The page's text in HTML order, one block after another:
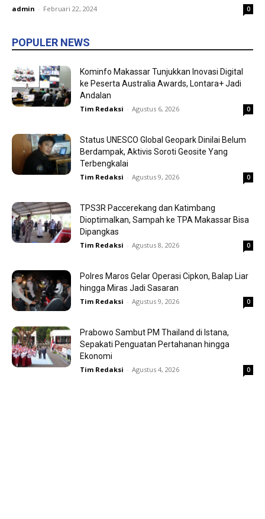
admin - Februari 22, 2024 0
POPULER NEWS
Kominfo Makassar Tunjukkan Inovasi Digital
ke Peserta Australia Awards, Lontara+ Jadi
Andalan
Tim Redaksi - Agustus 6, 2026 0
Status UNESCO Global Geopark Dinilai Belum
Berdampak, Aktivis Soroti Geosite Yang
Terbengkalai
Tim Redaksi - Agustus 9, 2026 0
TPS3R Paccerekang dan Katimbang
Dioptimalkan, Sampah ke TPA Makassar Bisa
Dipangkas
Tim Redaksi - Agustus 8, 2026 0
Polres Maros Gelar Operasi Cipkon, Balap Liar
hingga Miras Jadi Sasaran
Tim Redaksi - Agustus 9, 2026 0
Prabowo Sambut PM Thailand di Istana,
Sepakati Penguatan Pertahanan hingga
Ekonomi
Tim Redaksi - Agustus 4, 2026 0